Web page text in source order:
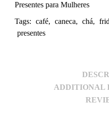
Presentes para Mulheres
Tags: café, caneca, chá,
presentes
ADDITIONAL